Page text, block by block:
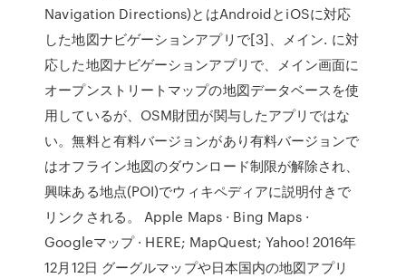
Navigation Directions)とはAndroidとiOSに対応
した地図ナビゲーションアプリで[3]、メイン. に対
応した地図ナビゲーションアプリで、メイン画面に
オープンストリートマップの地図データベースを使
用しているが、OSM財団が関与したアプリではな
い。無料と有料バージョンがあり有料バージョンで
はオフライン地図のダウンロード制限が解除され、
興味ある地点(POI)でウィキペディアに説明付きで
リンクされる。 Apple Maps · Bing Maps ·
Googleマップ · HERE; MapQuest; Yahoo! 2016年
12月12日 グーグルマップや日本国内の地図アプリ